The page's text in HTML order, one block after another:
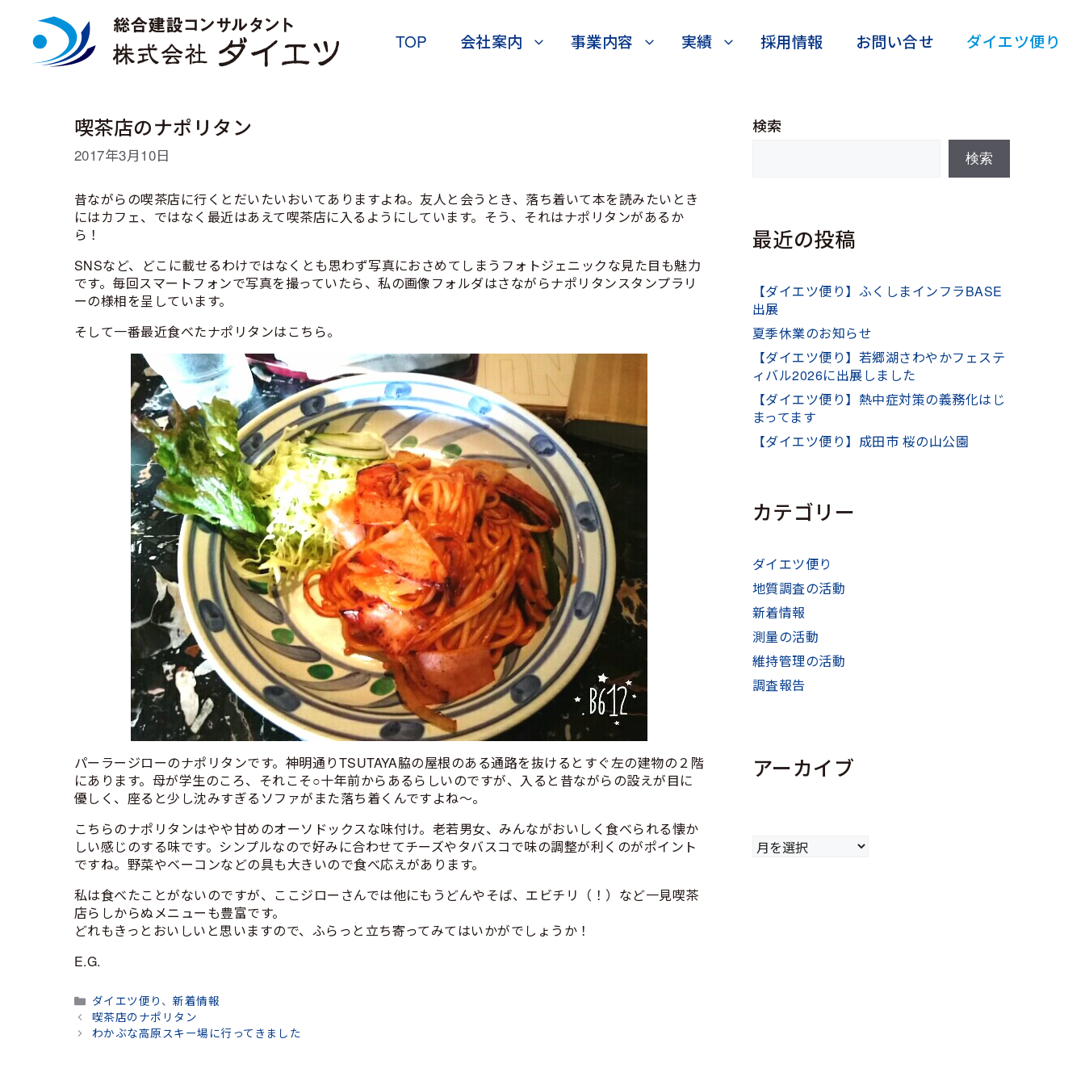
TOP 会社案内 事業内容 実績 採用情報 お問い合せ ダイエツ便り
喫茶店のナポリタン
2017年3月10日
昔ながらの喫茶店に行くとだいたいおいてありますよね。友人と会うとき、落ち着いて本を読みたいとき
にはカフェ、ではなく最近はあえて喫茶店に入るようにしています。そう、それはナポリタンがあるか
ら！
SNSなど、どこに載せるわけではなくとも思わず写真におさめてしまうフォトジェニックな見た目も魅力
です。毎回スマートフォンで写真を撮っていたら、私の画像フォルダはさながらナポリタンスタンプラリ
ーの様相を呈しています。
そして一番最近食べたナポリタンはこちら。
パーラージローのナポリタンです。神明通りTSUTAYA脇の屋根のある通路を抜けるとすぐ左の建物の２階
にあります。母が学生のころ、それこそ○十年前からあるらしいのですが、入ると昔ながらの設えが目に
優しく、座ると少し沈みすぎるソファがまた落ち着くんですよね～。
こちらのナポリタンはやや甘めのオーソドックスな味付け。老若男女、みんながおいしく食べられる懐か
しい感じのする味です。シンプルなので好みに合わせてチーズやタバスコで味の調整が利くのがポイント
ですね。野菜やベーコンなどの具も大きいので食べ応えがあります。
私は食べたことがないのですが、ここジローさんでは他にもうどんやそば、エビチリ（！）など一見喫茶
店らしからぬメニューも豊富です。
どれもきっとおいしいと思いますので、ふらっと立ち寄ってみてはいかがでしょうか！
E.G.
カ
テ
ゴ
ダイエツ便り 、新着情報
喫茶店のナポリタン
わかぶな高原スキー場に行ってきました
検索
検索
最近の投稿
【ダイエツ便り】ふくしまインフラBASE
出展
夏季休業のお知らせ
【ダイエツ便り】若郷湖さわやかフェステ
ィバル2026に出展しました
【ダイエツ便り】熱中症対策の義務化はじ
まってます
【ダイエツ便り】成田市 桜の山公園
カテゴリー
ダイエツ便り
地質調査の活動
新着情報
測量の活動
維持管理の活動
調査報告
アーカイブ
ア